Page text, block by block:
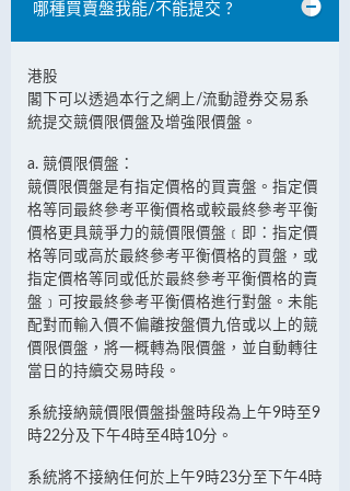
哪種買賣盤我能/不能提交 ?
港股
閣下可以透過本行之網上/流動證券交易系
統提交競價限價盤及增強限價盤。
a. 競價限價盤：
競價限價盤是有指定價格的買賣盤。指定價
格等同最終參考平衡價格或較最終參考平衡
價格更具競爭力的競價限價盤﹝即：指定價
格等同或高於最終參考平衡價格的買盤，或
指定價格等同或低於最終參考平衡價格的賣
盤﹞可按最終參考平衡價格進行對盤。未能
配對而輸入價不偏離按盤價九倍或以上的競
價限價盤，將一概轉為限價盤，並自動轉往
當日的持續交易時段。
系統接納競價限價盤掛盤時段為上午9時至9
時22分及下午4時至4時10分。
系統將不接納任何於上午9時23分至下午4時